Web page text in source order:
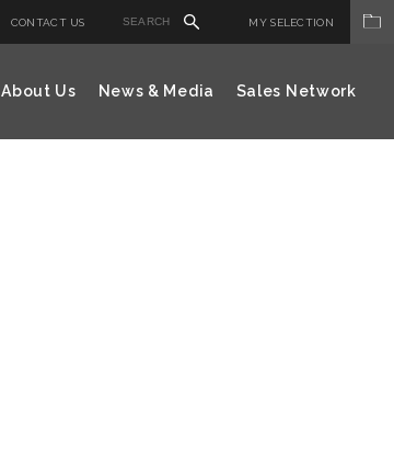
CONTACT US MY SELECTION
About Us News & Media Sales Network